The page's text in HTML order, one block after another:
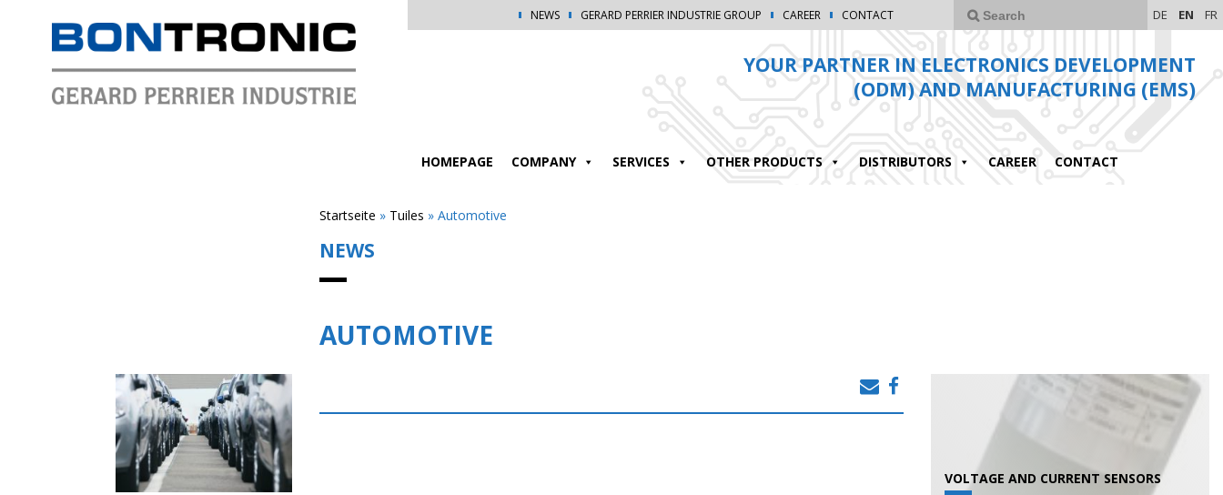
NEWS GERARD PERRIER INDUSTRIE GROUP CAREER CONTACT DE EN FR
YOUR PARTNER IN ELECTRONICS DEVELOPMENT
(ODM) AND MANUFACTURING (EMS)
HOMEPAGE COMPANY SERVICES OTHER PRODUCTS DISTRIBUTORS CAREER CONTACT
Startseite » Tuiles » Automotive
NEWS
AUTOMOTIVE
VOLTAGE AND CURRENT SENSORS